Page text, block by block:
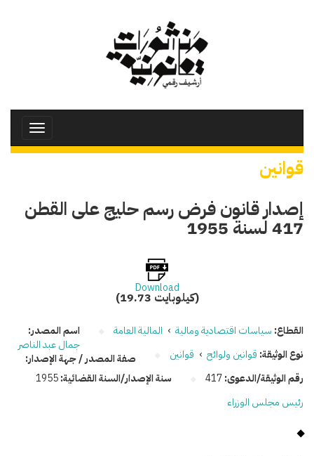
Toggle
قوانين
إصدار قانون فرض رسم حليج على القطن
417 لسنة 1955
Download
(19.73 كيلوبايت)
القطاع: سياسات اقتصادية ومالية › المالية العامة
نوع الوثيقة: قوانين ولوائح › قوانين
رقم الوثيقة/الدعوى:417 سنة الإصدار/السنة القضائية:1955
اسم المصدر:
جمال عبد الناصر
صفة المصدر / جهة الإصدار:
رئيس مجلس الوزراء